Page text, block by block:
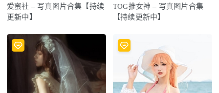
爱蜜社 – 写真图片合集【持续
更新中】
TOG推女神 – 写真图片合集
【持续更新中】